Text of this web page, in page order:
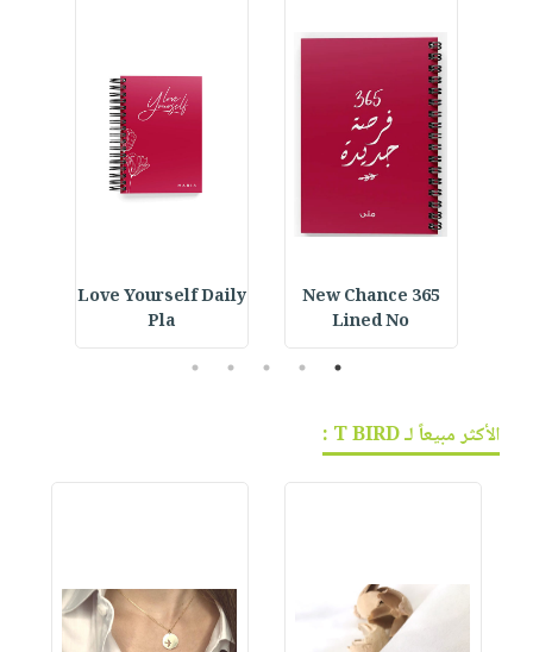
365 New Chance
Lined No
Love Yourself Daily
Pla
1
2
3
4
5
الأكثر مبيعاً لـ T BIRD :